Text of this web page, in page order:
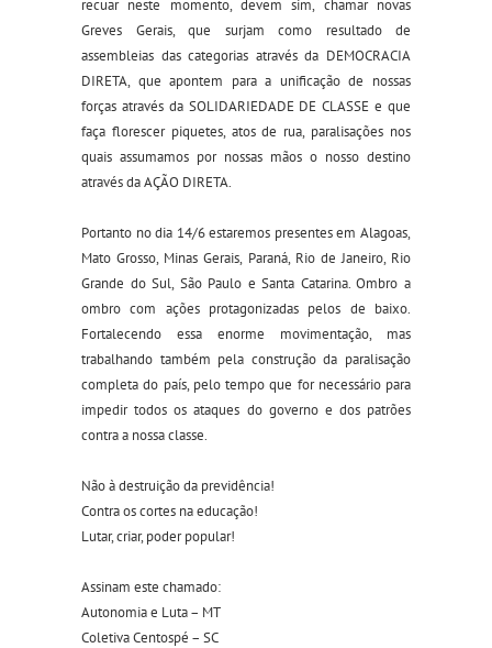
recuar neste momento, devem sim, chamar novas
Greves Gerais, que surjam como resultado de
assembleias das categorias através da DEMOCRACIA
DIRETA, que apontem para a unificação de nossas
forças através da SOLIDARIEDADE DE CLASSE e que
faça florescer piquetes, atos de rua, paralisações nos
quais assumamos por nossas mãos o nosso destino
através da AÇÃO DIRETA.
Portanto no dia 14/6 estaremos presentes em Alagoas,
Mato Grosso, Minas Gerais, Paraná, Rio de Janeiro, Rio
Grande do Sul, São Paulo e Santa Catarina. Ombro a
ombro com ações protagonizadas pelos de baixo.
Fortalecendo essa enorme movimentação, mas
trabalhando também pela construção da paralisação
completa do país, pelo tempo que for necessário para
impedir todos os ataques do governo e dos patrões
contra a nossa classe.
Não à destruição da previdência!
Contra os cortes na educação!
Lutar, criar, poder popular!
Assinam este chamado:
Autonomia e Luta – MT
Coletiva Centospé – SC